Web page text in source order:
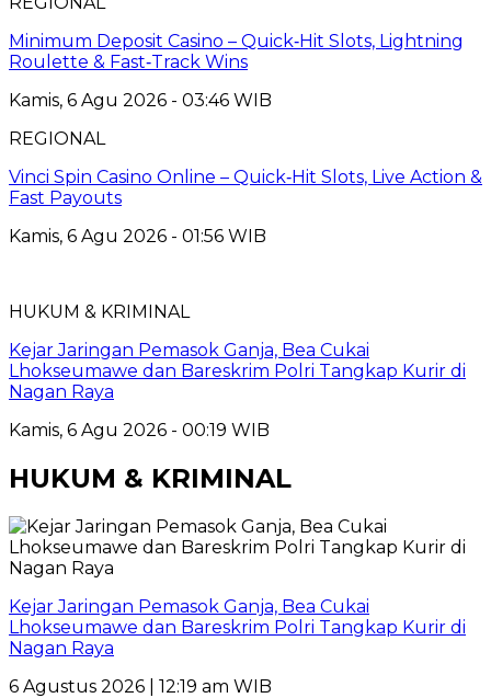
Minimum Deposit Casino – Quick‑Hit Slots, Lightning
Roulette & Fast‑Track Wins
Kamis, 6 Agu 2026 - 03:46 WIB
REGIONAL
Vinci Spin Casino Online – Quick‑Hit Slots, Live Action &
Fast Payouts
Kamis, 6 Agu 2026 - 01:56 WIB
HUKUM & KRIMINAL
Kejar Jaringan Pemasok Ganja, Bea Cukai
Lhokseumawe dan Bareskrim Polri Tangkap Kurir di
Nagan Raya
Kamis, 6 Agu 2026 - 00:19 WIB
HUKUM & KRIMINAL
Kejar Jaringan Pemasok Ganja, Bea Cukai
Lhokseumawe dan Bareskrim Polri Tangkap Kurir di
Nagan Raya
6 Agustus 2026 | 12:19 am WIB